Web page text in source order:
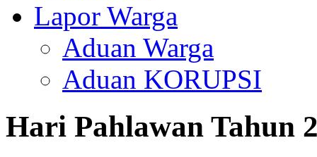
Lapor Warga
Aduan Warga
Aduan KORUPSI
Hari Pahlawan Tahun